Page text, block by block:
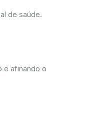
de saúde.
e afinando o